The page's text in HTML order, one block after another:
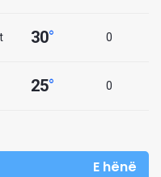
30° 0
25° 0
E hënë